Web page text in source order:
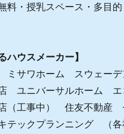
料・授乳スペース・多目
ハウスメーカー】
ミサワホーム スウェーデ
ユニバーサルホーム エ
（工事中） 住友不動産
ックプランニング （各